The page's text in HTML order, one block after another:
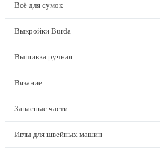
Всё для сумок
Выкройки Burda
Вышивка ручная
Вязание
Запасные части
Иглы для швейных машин